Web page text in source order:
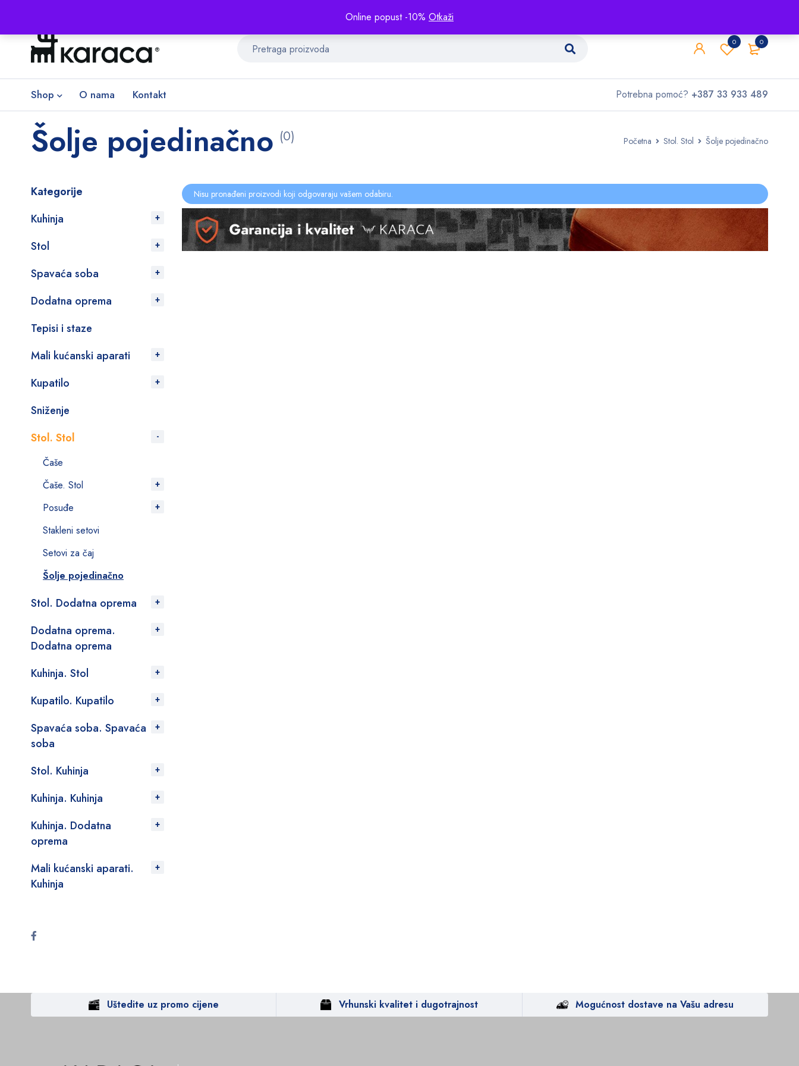
Online popust -10% Otkaži
0
0
Shop O nama Kontakt Potrebna pomoć? +387 33 933 489
Početna Stol. Stol Šolje pojedinačno
Šolje pojedinačno (0)
Kategorije
Kuhinja
Stol
Spavaća soba
Dodatna oprema
Tepisi i staze
Mali kućanski aparati
Kupatilo
Sniženje
Stol. Stol
Čaše
Čaše. Stol
Posuđe
Stakleni setovi
Setovi za čaj
Šolje pojedinačno
Stol. Dodatna oprema
Dodatna oprema.
Dodatna oprema
Kuhinja. Stol
Kupatilo. Kupatilo
Spavaća soba. Spavaća
soba
Stol. Kuhinja
Kuhinja. Kuhinja
Kuhinja. Dodatna
oprema
Mali kućanski aparati.
Kuhinja
Nisu pronađeni proizvodi koji odgovaraju vašem odabiru.
Uštedite uz promo cijene Vrhunski kvalitet i dugotrajnost Mogućnost dostave na Vašu adresu